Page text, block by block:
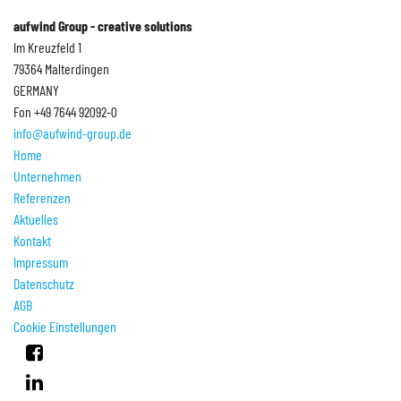
aufwind Group - creative solutions
Im Kreuzfeld 1
79364 Malterdingen
GERMANY
Fon +49 7644 92092-0
info@aufwind-group.de
Home
Unternehmen
Referenzen
Aktuelles
Kontakt
Impressum
Datenschutz
AGB
Cookie Einstellungen